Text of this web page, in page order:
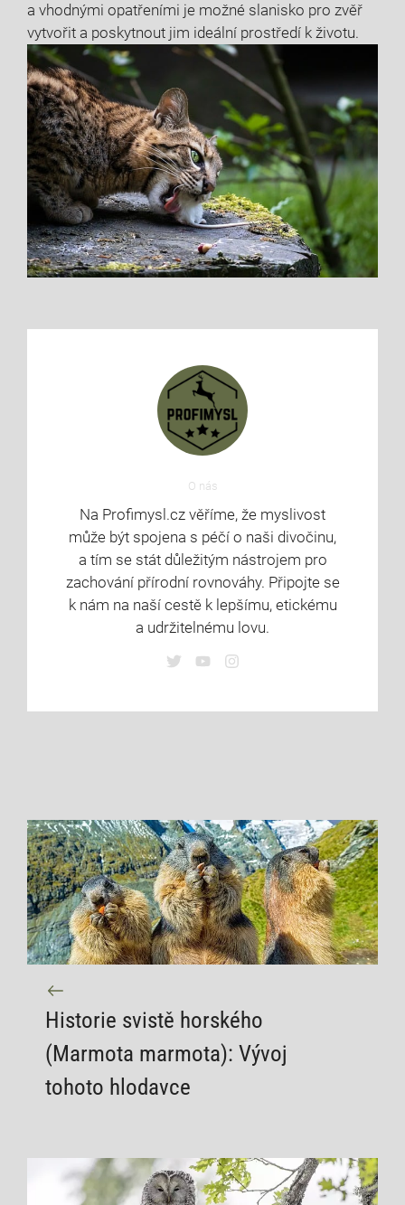
a vhodnými opatřeními je možné slanisko pro ‍zvěř
vytvořit a‌ poskytnout jim ideální prostředí k životu.
O nás
Na Profimysl.cz věříme, že myslivost
může být spojena s péčí o naši divočinu,
a tím se stát důležitým nástrojem pro
zachování přírodní rovnováhy. Připojte se
k nám na naší cestě k lepšímu, etickému
a udržitelnému lovu.
Historie svistě horského
(Marmota marmota): Vývoj
tohoto hlodavce